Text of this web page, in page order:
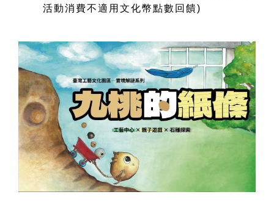
活動消費不適用文化幣點數回饋)